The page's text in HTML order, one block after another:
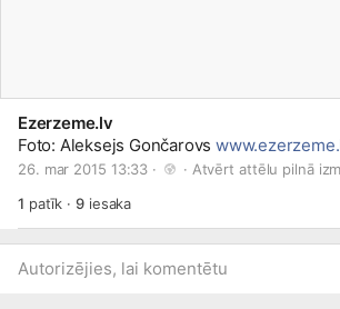
Ezerzeme.lv
Foto: Aleksejs Gončarovs
26. mar 2015 13:33 · · Atvērt attēlu pilnā
1 patīk ·9iesaka
Autorizējies, lai komentētu